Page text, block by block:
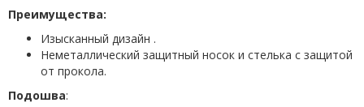
Преимущества:
Изысканный дизайн .
Неметаллический защитный носок и стелька с защитой
от прокола.
Подошва: